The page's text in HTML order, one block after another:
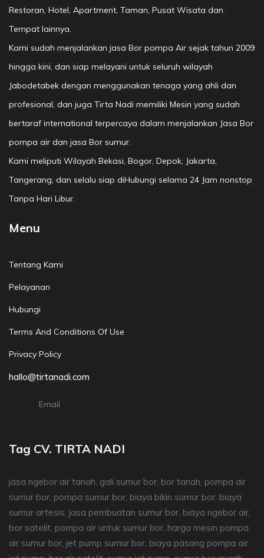
Restoran, Hotel, Apartment, Taman, Pusat Wisata dan
Tempat lainnya.
Kami sudah menjalankan jasa Bor pompa Air sejak tahun 2009
hingga kini, dan siap melayani untuk seluruh wilayah
Jabodetabek dengan menggunakan tenaga yang ahli dan
profesional, dan juga Tirta Nadi memiliki Mesin yang sudah
bertaraf international terpercaya dalam menjalankan Jasa Bor
pompa air dan jasa Bor sumur.
Kami meliputi Wilayah Bekasi, Bogor, Depok, Jakarta,
Tangerang, dan selalu siap diHubungi selama 24 Jam nonstop
Tanpa Hari Libur.
Menu
Tentang Kami
Pelayanan
Hubungi
Terms And Conditions Of Use
Privacy Policy
hallo@tirtanadi.com
Email
Tag CV. TIRTA NADI
jasa ngebor air tanah, gali sumur bor, bor tanah, pompa air
sumur bor, pompa sumur bor, biaya bikin sumur bor, biaya
sumur artesis, jasa pembuatan sumur bor, biaya ngebor air,
bor satelit, pompa air untuk sumur bor, harga mesin pompa
air sumur bor, jet pump sumur bor, biaya pasang pompa air